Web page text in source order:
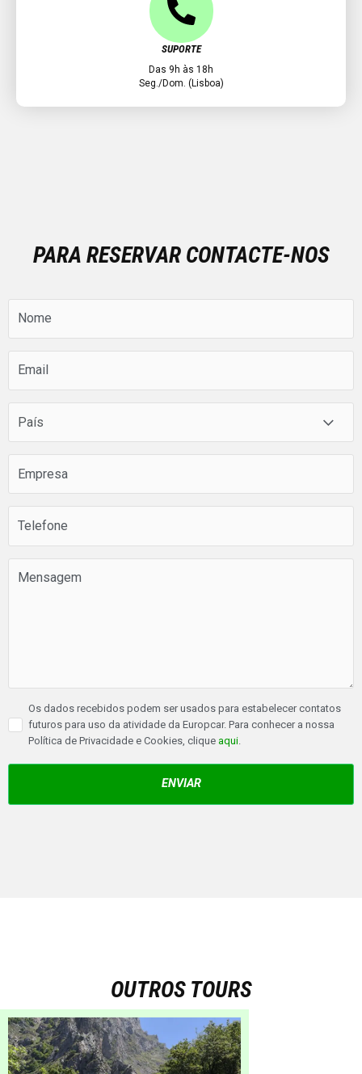
SUPORTE
Das 9h às 18h
Seg./Dom. (Lisboa)
PARA RESERVAR CONTACTE-NOS
Os dados recebidos podem ser usados para estabelecer contatos
futuros para uso da atividade da Europcar. Para conhecer a nossa
Política de Privacidade e Cookies, clique aqui
ENVIAR
OUTROS TOURS